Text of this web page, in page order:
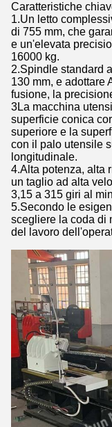
Caratteristiche
1.Un letto
di 755 mm, che
e un'elevata
16000 kg.
2.Spindle standard
130 mm, e adottare
fusione, la
3La macchina
superficie conica
superiore e la
con il palo utensile
longitudinale.
4.Alta potenza, alta
un taglio ad alta
3,15 a 315 giri al
5.Secondo le
scegliere la coda di
del lavoro